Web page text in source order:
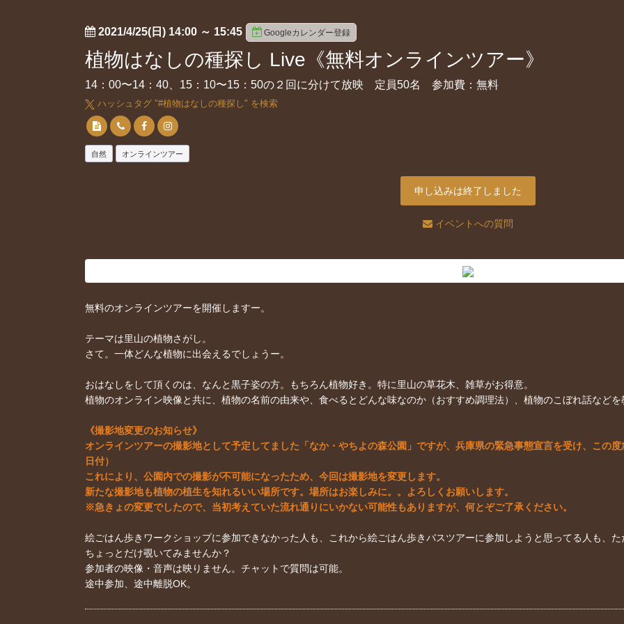
2021/4/25(日) 14:00 ～ 15:45 Googleカレンダー登録
植物はなしの種探し Live《無料オンラインツアー》
14：00〜14：40、15：10〜15：50の２回に分けて放映 定員50名 参加費：無料
ハッシュタグ "#植物はなしの種探し" を検索
自然 オンラインツアー
申し込みは終了しました
イベントへの質問
無料のオンラインツアーを開催しますー。
テーマは里山の植物さがし。
さて。一体どんな植物に出会えるでしょうー。
おはなしをして頂くのは、なんと黒子姿の方。もちろん植物好き。特に里山の草花木、雑草がお得意。
植物のオンライン映像と共に、植物の名前の由来や、食べるとどんな味なのか（おすすめ調理法）、植物のこぼれ話など
《撮影地変更のお知らせ》
オンラインツアーの撮影地として予定してました「なか・やちよの森公園」ですが、兵庫県の緊急事態宣言を受け、この
日付）
これにより、公園内での撮影が不可能になったため、今回は撮影地を変更します。
新たな撮影地も植物の植生を知れるいい場所です。場所はお楽しみに。。よろしくお願いします。
※急きょの変更でしたので、当初考えていた流れ通りにいかない可能性もありますが、何とぞご了承ください。
絵ごはん歩きワークショップに参加できなかった人も、これから絵ごはん歩きバスツアーに参加しようと思ってる人も、
ちょっとだけ覗いてみませんか？
参加者の映像・音声は映りません。チャットで質問は可能。
途中参加、途中離脱OK。